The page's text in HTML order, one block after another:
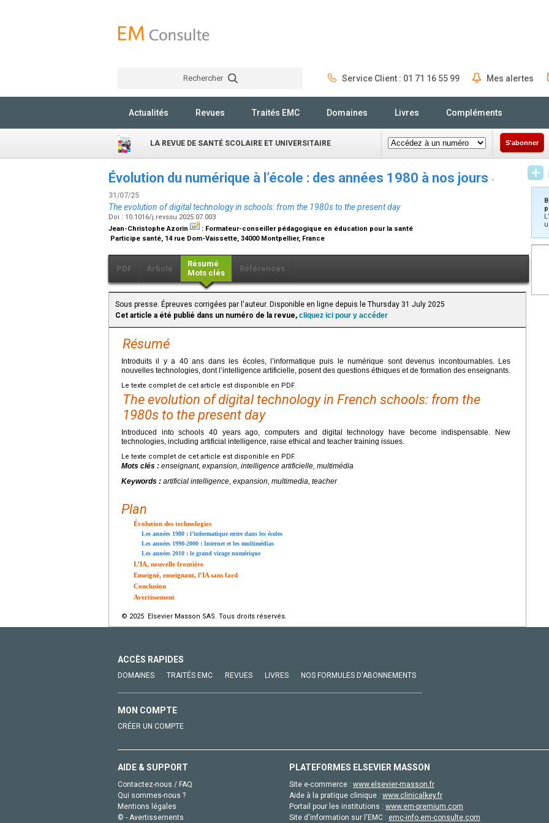
Rechercher Service Client : 01 71 16 55 99 Mes alertes
Actualités Revues Traités EMC Domaines Livres Compléments
LA REVUE DE SANTÉ SCOLAIRE ET UNIVERSITAIRE S'abonner
Évolution du numérique à l’école : des années 1980 à nos jours -
31/07/25
The evolution of digital technology in schools: from the 1980s to the present day
Doi : 10.1016/j.revssu.2025.07.003
Jean-Christophe Azorin
: Formateur-conseiller pédagogique en éducation pour la santé
Participe santé, 14 rue Dom-Vaissette, 34000 Montpellier, France
PDF Article
Résumé
Mots clés
Références
Sous presse. Épreuves corrigées par l'auteur. Disponible en ligne depuis le Thursday 31 July 2025
Cet article a été publié dans un numéro de la revue, cliquez ici pour y accéder
Résumé
Introduits il y a 40 ans dans les écoles, l’informatique puis le numérique sont devenus incontournables. Les
nouvelles technologies, dont l’intelligence artificielle, posent des questions éthiques et de formation des enseignants.
Le texte complet de cet article est disponible en PDF.
The evolution of digital technology in French schools: from the
1980s to the present day
Introduced into schools 40 years ago, computers and digital technology have become indispensable. New
technologies, including artificial intelligence, raise ethical and teacher training issues.
Le texte complet de cet article est disponible en PDF.
Mots clés : enseignant, expansion, intelligence artificielle, multimédia
Keywords : artificial intelligence, expansion, multimedia, teacher
Plan
Évolution des technologies
Les années 1980 : l’informatique entre dans les écoles
Les années 1990-2000 : Internet et les multimédias
Les années 2010 : le grand virage numérique
L’IA, nouvelle frontière
Enseigné, enseignant, l’IA sans fard
Conclusion
Avertissement
© 2025 Elsevier Masson SAS. Tous droits réservés.
ACCÈS RAPIDES
DOMAINES TRAITÉS EMC REVUES LIVRES NOS FORMULES D'ABONNEMENTS
MON COMPTE
CRÉER UN COMPTE
AIDE & SUPPORT
Contactez-nous / FAQ
Qui sommes-nous ?
Mentions légales
© - Avertissements
PLATEFORMES ELSEVIER MASSON
Site e-commerce : www.elsevier-masson.fr
Aide à la pratique clinique : www.clinicalkey.fr
Portail pour les institutions : www.em-premium.com
Site d'information sur l'EMC : emc-info.em-consulte.com